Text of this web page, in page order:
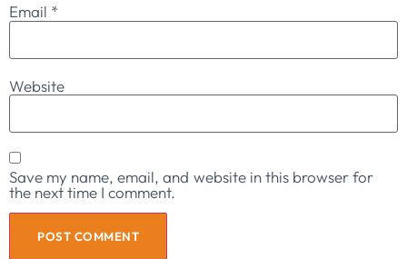
Email *
Website
Save my name, email, and website in this browser for
the next time I comment.